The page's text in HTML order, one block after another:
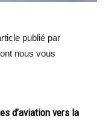
publié par
nous vous
d’aviation vers la